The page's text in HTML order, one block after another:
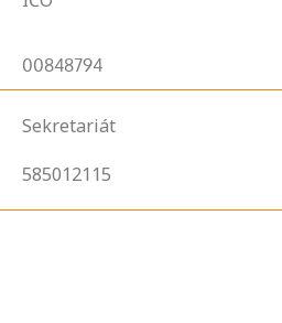
00848794
Sekretariát
585012115